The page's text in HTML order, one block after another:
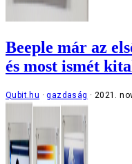
Beeple már az
és most ismét
Qubit.hu gazdaság 2021.